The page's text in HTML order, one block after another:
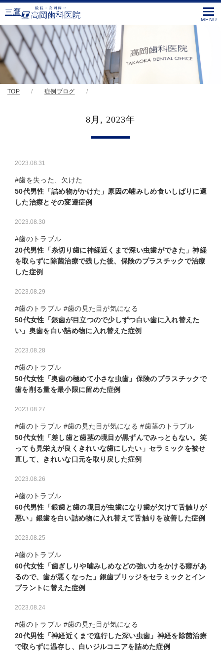
三鷹
TOP 症例ブログ
8月, 2023年
2023.08.31
#歯を失った、欠けた
50代男性「詰め物がかけた」原因の噛みしめ食いしばりに適
した治療とその変遷症例
2023.08.30
#歯のトラブル
20代男性「糸切り歯に神経近くまで深い虫歯ができた」神経
を取らずに除菌治療で残した後、保険のプラスチックで治療
した症例
2023.08.29
#歯のトラブル #歯の見た目が気になる
50代女性「銀歯が目立つので少しずつ白い歯に入れ替えた
い」奥歯を白い詰め物に入れ替えた症例
2023.08.28
#歯のトラブル
50代女性「奥歯の極めて小さな虫歯」保険のプラスチックで
歯を削る量を最小限に留めた症例
2023.08.27
#歯のトラブル #歯の見た目が気になる #歯茎のトラブル
50代女性「差し歯と歯茎の境目が黒ずんでみっともない。笑
っても見栄えが良くきれいな歯にしたい」セラミックを被せ
直して、きれいな口元を取り戻した症例
2023.08.26
#歯のトラブル
60代男性「銀歯と歯の境目が虫歯になり歯が欠けて舌触りが
悪い」銀歯を白い詰め物に入れ替えて舌触りを改善した症例
2023.08.25
#歯のトラブル
60代女性「歯ぎしりや噛みしめなどの強い力をかける癖があ
るので、歯が悪くなった」銀歯ブリッジをセラミックとイン
プラントに替えた症例
2023.08.24
#歯のトラブル #歯の見た目が気になる
20代男性「神経近くまで進行した深い虫歯」神経を除菌治療
で取らずに温存し、白いジルコニアを詰めた症例